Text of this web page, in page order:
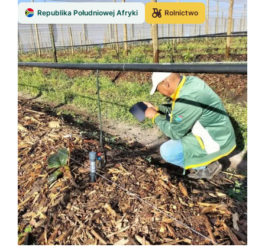
Rolnictwo
Republika Południowej Afryki